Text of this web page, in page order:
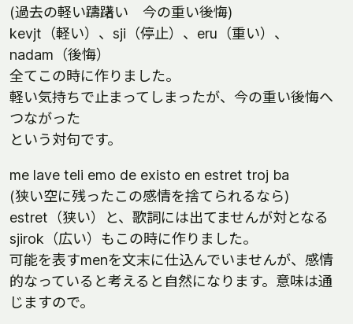
(過去の軽い躊躇い 今の重い後悔)
kevjt（軽い）、sji（停止）、eru（重い）、
nadam（後悔）
全てこの時に作りました。
軽い気持ちで止まってしまったが、今の重い後悔へ
つながった
という対句です。
me lave teli emo de existo en estret troj ba
(狭い空に残ったこの感情を捨てられるなら)
estret（狭い）と、歌詞には出てませんが対となる
sjirok（広い）もこの時に作りました。
可能を表すmenを文末に仕込んでいませんが、感情
的なっていると考えると自然になります。意味は通
じますので。